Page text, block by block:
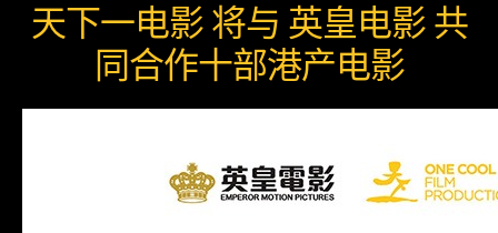
天下一电影 将与 英皇电影 共
同合作十部港产电影